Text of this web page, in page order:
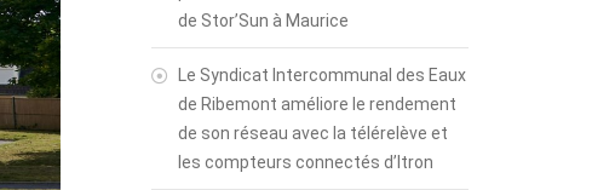
de Stor’Sun à Maurice
Le Syndicat Intercommunal des Eaux
de Ribemont améliore le rendement
de son réseau avec la télérelève et
les compteurs connectés d’Itron